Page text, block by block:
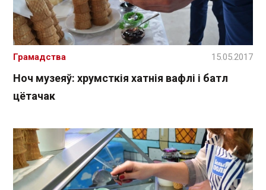
Ноч музеяў: хрумсткія хатнія вафлі і батл
цётачак
Грамадства 15.05.2017